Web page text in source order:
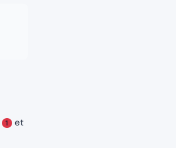
1 et